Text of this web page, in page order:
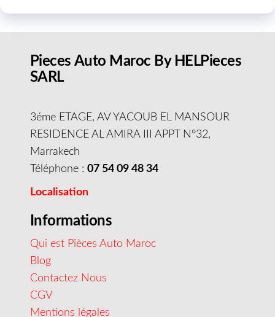
Pieces Auto Maroc By HELPieces
SARL
3éme ETAGE, AV YACOUB EL MANSOUR
RESIDENCE AL AMIRA III APPT N°32,
Marrakech
Téléphone : 07 54 09 48 34
Localisation
Informations
Qui est Pièces Auto Maroc
Blog
Contactez Nous
CGV
Mentions légales